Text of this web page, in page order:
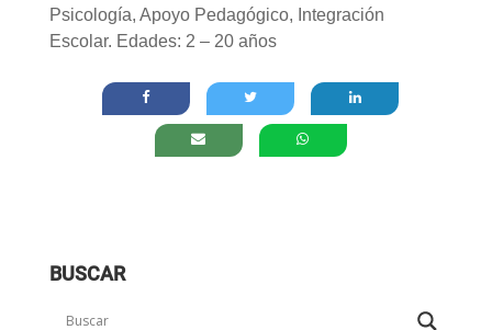
Psicología, Apoyo Pedagógico, Integración
Escolar. Edades: 2 – 20 años
BUSCAR